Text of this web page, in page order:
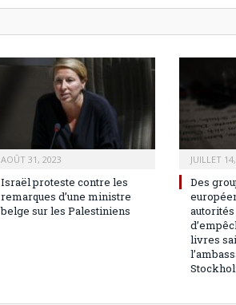
AOÛT 31, 2023
Israël proteste contre les
remarques d’une ministre
belge sur les Palestiniens
JUILLET
Des
livres